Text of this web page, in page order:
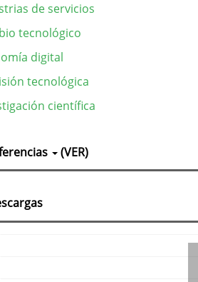
de servicios
tecnológico
digital
tecnológica
científica
(VER)